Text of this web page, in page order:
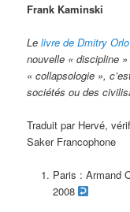
Frank Kaminski
Lelivre de Dmitry
nouvelle « discipline »
« collapsologie »,
sociétés ou des
Traduit par Hervé,
Saker Francophone
Paris : Armand
2008